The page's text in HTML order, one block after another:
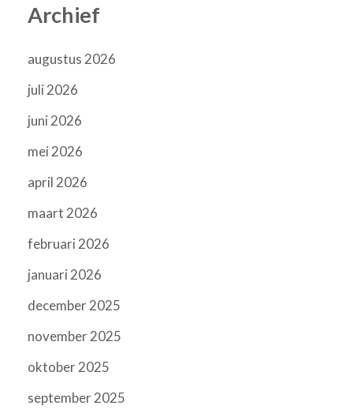
Archief
augustus 2026
juli 2026
juni 2026
mei 2026
april 2026
maart 2026
februari 2026
januari 2026
december 2025
november 2025
oktober 2025
september 2025